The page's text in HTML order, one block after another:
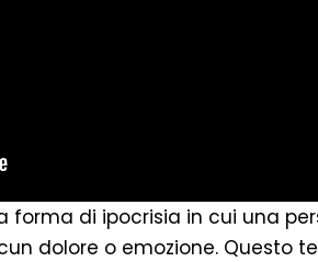
forma di ipocrisia in cui una
dolore o emozione. Questo